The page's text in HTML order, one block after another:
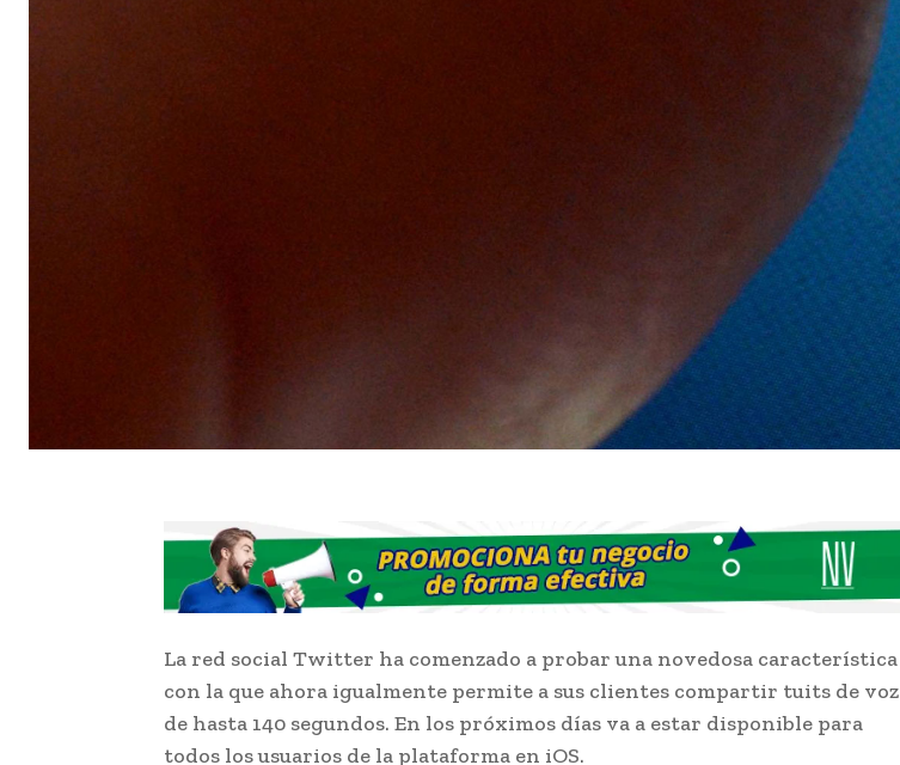
La red social Twitter ha comenzado a probar una novedosa característica
con la que ahora igualmente permite a sus clientes compartir tuits de voz
de hasta 140 segundos. En los próximos días va a estar disponible para
todos los usuarios de la plataforma en iOS.